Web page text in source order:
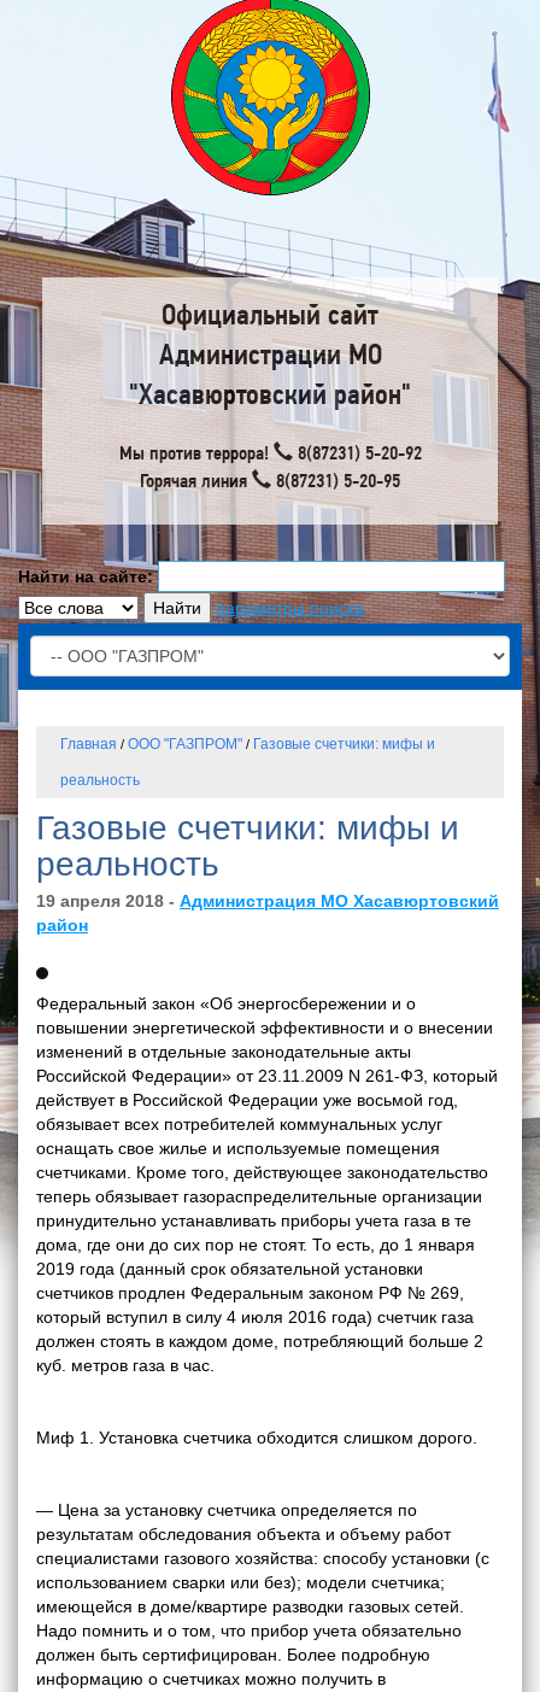
Официальный сайт
Администрации МО
"Хасавюртовский район"
Мы против террора!
8(87231) 5-20-92
Горячая линия
8(87231) 5-20-95
Найти на сайте:
параметры поиска
Главная / ООО "ГАЗПРОМ" / Газовые счетчики: мифы и
реальность
Газовые счетчики: мифы и
реальность
19 апреля 2018 - Администрация МО Хасавюртовский
район
Федеральный закон «Об энергосбережении и о
повышении энергетической эффективности и о внесении
изменений в отдельные законодательные акты
Российской Федерации» от 23.11.2009 N 261-ФЗ, который
действует в Российской Федерации уже восьмой год,
обязывает всех потребителей коммунальных услуг
оснащать свое жилье и используемые помещения
счетчиками. Кроме того, действующее законодательство
теперь обязывает газораспределительные организации
принудительно устанавливать приборы учета газа в те
дома, где они до сих пор не стоят. То есть, до 1 января
2019 года (данный срок обязательной установки
счетчиков продлен Федеральным законом РФ № 269,
который вступил в силу 4 июля 2016 года) счетчик газа
должен стоять в каждом доме, потребляющий больше 2
куб. метров газа в час.
Миф 1. Установка счетчика обходится слишком дорого.
— Цена за установку счетчика определяется по
результатам обследования объекта и объему работ
специалистами газового хозяйства: способу установки (с
использованием сварки или без); модели счетчика;
имеющейся в доме/квартире разводки газовых сетей.
Надо помнить и о том, что прибор учета обязательно
должен быть сертифицирован. Более подробную
информацию о счетчиках можно получить в